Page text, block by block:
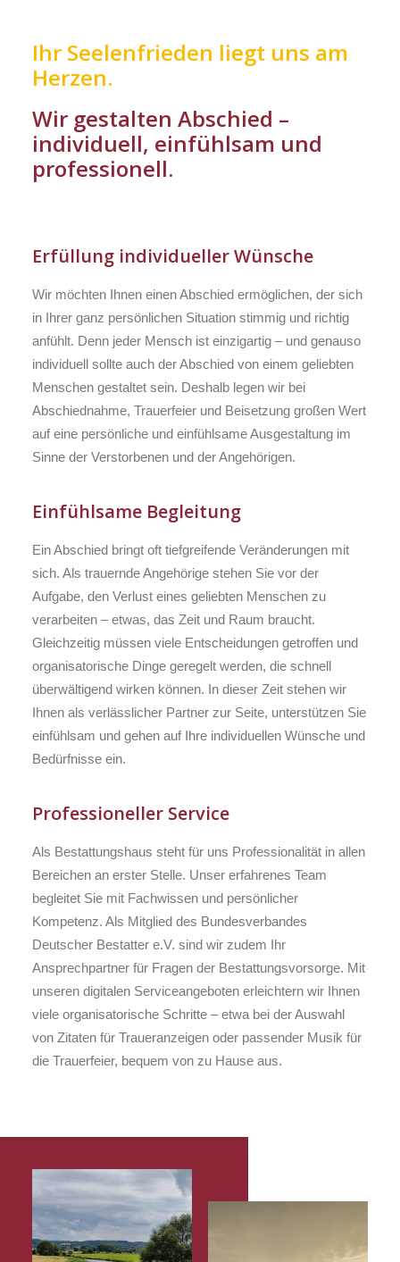
Ihr Seelenfrieden liegt uns am
Herzen.
Wir gestalten Abschied –
individuell, einfühlsam und
professionell.
Erfüllung individueller Wünsche
Wir möchten Ihnen einen Abschied ermöglichen, der sich
in Ihrer ganz persönlichen Situation stimmig und richtig
anfühlt. Denn jeder Mensch ist einzigartig – und genauso
individuell sollte auch der Abschied von einem geliebten
Menschen gestaltet sein. Deshalb legen wir bei
Abschiednahme, Trauerfeier und Beisetzung großen Wert
auf eine persönliche und einfühlsame Ausgestaltung im
Sinne der Verstorbenen und der Angehörigen.
Einfühlsame Begleitung
Ein Abschied bringt oft tiefgreifende Veränderungen mit
sich. Als trauernde Angehörige stehen Sie vor der
Aufgabe, den Verlust eines geliebten Menschen zu
verarbeiten – etwas, das Zeit und Raum braucht.
Gleichzeitig müssen viele Entscheidungen getroffen und
organisatorische Dinge geregelt werden, die schnell
überwältigend wirken können. In dieser Zeit stehen wir
Ihnen als verlässlicher Partner zur Seite, unterstützen Sie
einfühlsam und gehen auf Ihre individuellen Wünsche und
Bedürfnisse ein.
Professioneller Service
Als Bestattungshaus steht für uns Professionalität in allen
Bereichen an erster Stelle. Unser erfahrenes Team
begleitet Sie mit Fachwissen und persönlicher
Kompetenz. Als Mitglied des Bundesverbandes
Deutscher Bestatter e.V. sind wir zudem Ihr
Ansprechpartner für Fragen der Bestattungsvorsorge. Mit
unseren digitalen Serviceangeboten erleichtern wir Ihnen
viele organisatorische Schritte – etwa bei der Auswahl
von Zitaten für Traueranzeigen oder passender Musik für
die Trauerfeier, bequem von zu Hause aus.